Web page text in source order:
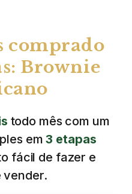
comprado
Brownie
todo mês com um
em3 etapas
fácil de fazer e
vender.